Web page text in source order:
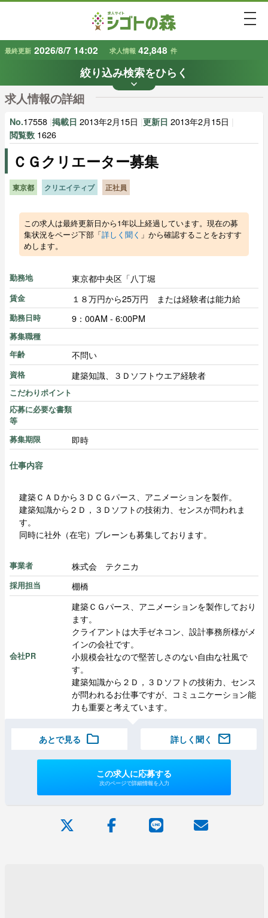
最終更新 2026/8/7 14:02 求人情報 42,848 件
絞り込み検索をひらく
keyboard_arrow_down
条件から探す
地域で探す 業種で探す
雇用形態 で探す 賃金で探す
求人情報の詳細
No.17558 掲載日 2013年2月15日 更新日 2013年2月15日
閲覧数 1626
ＣＧクリエーター募集
東京都 クリエイティブ 正社員
この求人は最終更新日から1年以上経過しています。現在の募
集状況をページ下部「詳しく聞く 」から確認することをおすす
めします。
勤務地 東京都中央区「八丁堀
賃金 １８万円から25万円 または経験者は能力給
勤務日時 9：00AM - 6:00PM
募集職種
年齢
不問い
資格 建築知識、３Ｄソフトウエア経験者
こだわりポイント
応募に必要な書類
等
募集期限
即時
仕事内容
建築ＣＡＤから３ＤＣＧパース、アニメーションを製作。
建築知識から２Ｄ，３Ｄソフトの技術力、センスが問われま
す。
同時に社外（在宅）ブレーンも募集しております。
事業者 株式会 テクニカ
採用担当 棚橋
会社PR
建築ＣＧパース、アニメーションを製作しており
ます。
クライアントは大手ゼネコン、設計事務所様がメ
インの会社です。
小規模会社なので堅苦しさのない自由な社風で
す。
建築知識から２Ｄ，３Ｄソフトの技術力、センス
が問われるお仕事ですが、コミュニケーション能
力も重要と考えています。
あとで見る folder 詳しく聞く mail
この求人に応募する
次のページで詳細情報を入力